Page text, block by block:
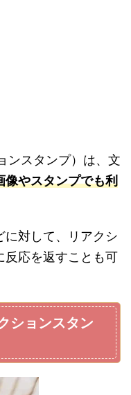
ンスタンプ）は、文
像やスタンプでも利
に対して、リアクシ
反応を返すことも可
ションスタン